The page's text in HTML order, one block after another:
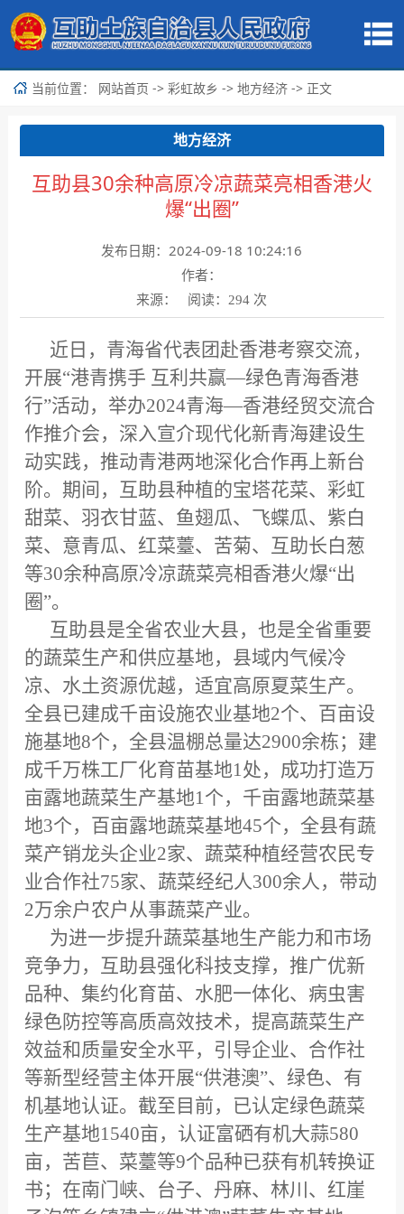
当前位置： 网站首页 -> 彩虹故乡 -> 地方经济 -> 正文
地方经济
互助县30余种高原冷凉蔬菜亮相香港火
爆“出圈”
发布日期：2024-09-18 10:24:16
作者：
来源： 阅读：
294 次
近日，青海省代表团赴香港考察交流，
开展“港青携手 互利共赢—绿色青海香港
行”活动，举办2024青海—香港经贸交流合
作推介会，深入宣介现代化新青海建设生
动实践，推动青港两地深化合作再上新台
阶。期间，互助县种植的宝塔花菜、彩虹
甜菜、羽衣甘蓝、鱼翅瓜、飞蝶瓜、紫白
菜、意青瓜、红菜薹、苦菊、互助长白葱
等30余种高原冷凉蔬菜亮相香港火爆“出
圈”。
互助县是全省农业大县，也是全省重要
的蔬菜生产和供应基地，县域内气候冷
凉、水土资源优越，适宜高原夏菜生产。
全县已建成千亩设施农业基地2个、百亩设
施基地8个，全县温棚总量达2900余栋；建
成千万株工厂化育苗基地1处，成功打造万
亩露地蔬菜生产基地1个，千亩露地蔬菜基
地3个，百亩露地蔬菜基地45个，全县有蔬
菜产销龙头企业2家、蔬菜种植经营农民专
业合作社75家、蔬菜经纪人300余人，带动
2万余户农户从事蔬菜产业。
为进一步提升蔬菜基地生产能力和市场
竞争力，互助县强化科技支撑，推广优新
品种、集约化育苗、水肥一体化、病虫害
绿色防控等高质高效技术，提高蔬菜生产
效益和质量安全水平，引导企业、合作社
等新型经营主体开展“供港澳”、绿色、有
机基地认证。截至目前，已认定绿色蔬菜
生产基地1540亩，认证富硒有机大蒜580
亩，苦苣、菜薹等9个品种已获有机转换证
书；在南门峡、台子、丹麻、林川、红崖